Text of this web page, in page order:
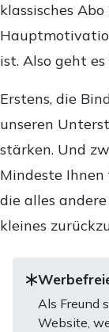
klassisches
ist. Also geht
Erstens, die
unseren
stärken. Und
Mindeste
die alles
kleines
Als Freund
Website,